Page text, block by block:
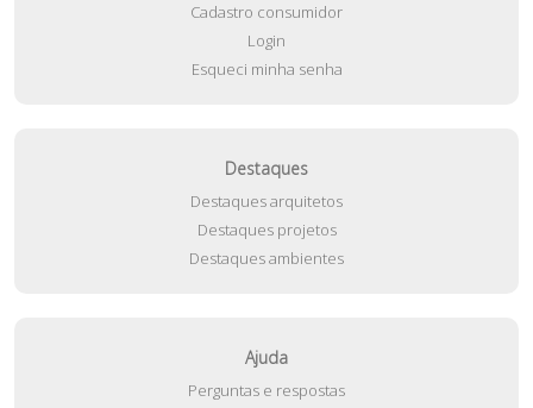
Cadastro consumidor
Login
Esqueci minha senha
Destaques
Destaques arquitetos
Destaques projetos
Destaques ambientes
Ajuda
Perguntas e respostas